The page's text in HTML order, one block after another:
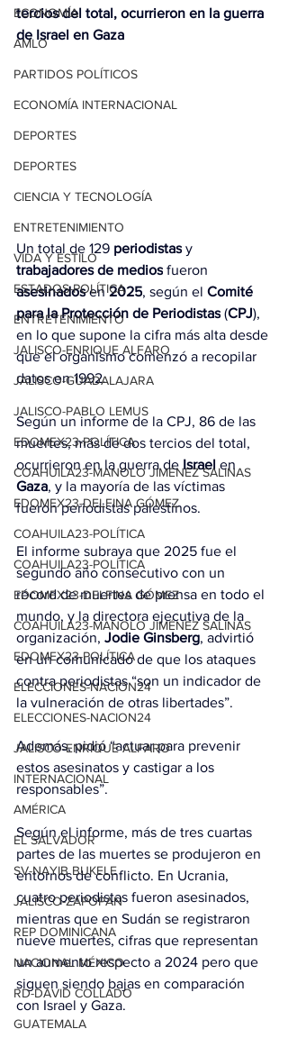
ECONOMÍA
AMLO
PARTIDOS POLÍTICOS
ECONOMÍA INTERNACIONAL
DEPORTES
DEPORTES
CIENCIA Y TECNOLOGÍA
ENTRETENIMIENTO
VIDA Y ESTILO
ESTADOS-POLÍTICA
ENTRETENIMIENTO
JALISCO-ENRIQUE ALFARO
JALISCO-GUADALAJARA
JALISCO-PABLO LEMUS
EDOMEX23-POLÍTICA
COAHUILA23-MANOLO JIMÉNEZ SALINAS
EDOMEX23-DELFINA GÓMEZ
COAHUILA23-POLÍTICA
COAHUILA23-POLÍTICA
EDOMEX23-DELFINA GÓMEZ
COAHUILA23-MANOLO JIMÉNEZ SALINAS
EDOMEX23-POLÍTICA
ELECCIONES-NACION24
ELECCIONES-NACION24
JALISCO-ENRIQUE ALFARO
INTERNACIONAL
AMÉRICA
EL SALVADOR
SV-NAYIB BUKELE
JALISCO-ZAPOPAN
REP DOMINICANA
NACIONAL MÉXICO
RD-DAVID COLLADO
GUATEMALA
tercios del total, ocurrieron en la guerra
de Israel en Gaza
Un total de 129 periodistas y
trabajadores de medios fueron
asesinados en 2025, según el Comité
para la Protección de Periodistas (CPJ),
en lo que supone la cifra más alta desde
que el organismo comenzó a recopilar
datos en 1992.
Según un informe de la CPJ, 86 de las
muertes, más de dos tercios del total,
ocurrieron en la guerra de Israel en
Gaza, y la mayoría de las víctimas
fueron periodistas palestinos.
El informe subraya que 2025 fue el
segundo año consecutivo con un
récord de muertes de prensa en todo el
mundo, y la directora ejecutiva de la
organización, Jodie Ginsberg, advirtió
en un comunicado de que los ataques
contra periodistas “son un indicador de
la vulneración de otras libertades”.
Además, pidió “actuar para prevenir
estos asesinatos y castigar a los
responsables”.
Según el informe, más de tres cuartas
partes de las muertes se produjeron en
entornos de conflicto. En Ucrania,
cuatro periodistas fueron asesinados,
mientras que en Sudán se registraron
nueve muertes, cifras que representan
un aumento respecto a 2024 pero que
siguen siendo bajas en comparación
con Israel y Gaza.